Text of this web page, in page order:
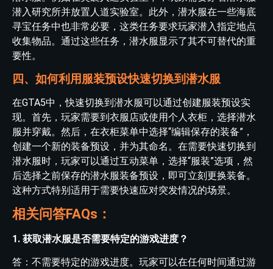
潜入研究所并放置人道实验室。此外，潜水服在一些海底
寻宝任务中也非常必要，这类任务要求玩家潜入指定地点
收集物品。通过这些任务，潜水服显示了其不可替代的重
要性。
四、如何利用服装预设快速切换到潜水服
在GTA5中，快速切换到潜水服可以通过创建服装预设实
现。首先，玩家需要到衣服店或使用个人衣柜，选择潜水
服并穿戴。然后，在衣柜菜单中选择“编辑保存的装备”，
创建一个新的装备预设，并为其命名。在需要快速切换到
潜水服时，玩家可以通过互动菜单，选择“服装”选项，然
后选择之前保存的潜水服装备预设，即可立刻更换装备。
这种方式特别适用于需要快速应对突发情况的场景。
相关问答FAQs：
1. 获取潜水服是否需要特定的游戏进度？
答：不需要特定的游戏进度。玩家可以在任何时间通过游